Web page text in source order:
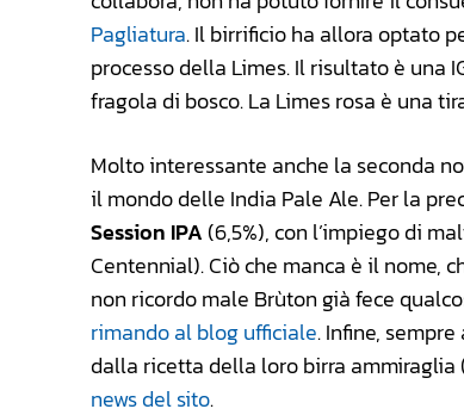
Pagliatura. Il birrificio ha allora optato
processo della Limes. Il risultato è una
fragola di bosco. La Limes rosa è una
Molto interessante anche la seconda
il mondo delle India Pale Ale. Per la
Session IPA (6,5%), con l’impiego di
Centennial). Ciò che manca è il nome,
non ricordo male Brùton già fece
rimando al blog ufficiale. Infine,
dalla ricetta della loro birra
news del sito.